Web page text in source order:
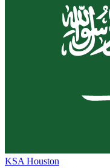
KSA Houston